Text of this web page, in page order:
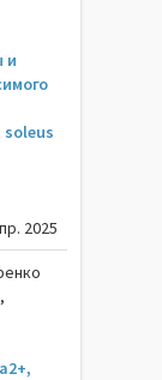
и
soleus
2025